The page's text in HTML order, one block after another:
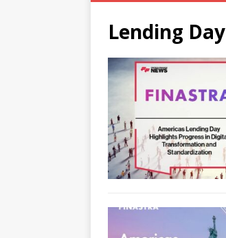
Lending Day